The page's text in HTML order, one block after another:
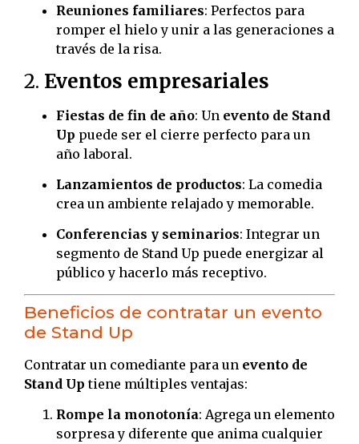
Reuniones familiares: Perfectos para
romper el hielo y unir a las generaciones a
través de la risa.
2. Eventos empresariales
Fiestas de fin de año: Un evento de Stand
Up puede ser el cierre perfecto para un
año laboral.
Lanzamientos de productos: La comedia
crea un ambiente relajado y memorable.
Conferencias y seminarios: Integrar un
segmento de Stand Up puede energizar al
público y hacerlo más receptivo.
Beneficios de contratar un evento
de Stand Up
Contratar un comediante para un evento de
Stand Up tiene múltiples ventajas:
Rompe la monotonía: Agrega un elemento
sorpresa y diferente que anima cualquier